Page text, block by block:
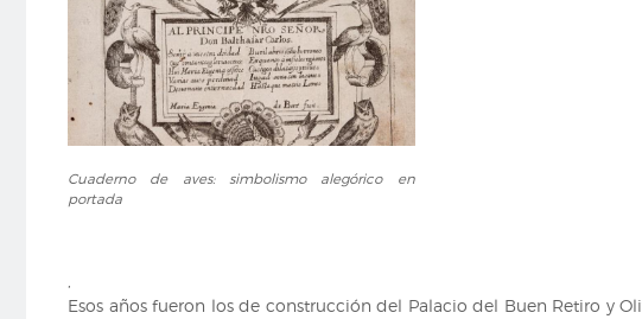
de
aves:
en
portada
Cuaderno de aves: simbolismo alegórico en
portada
Esos años fueron los de construcción del Palacio del Buen Retiro y